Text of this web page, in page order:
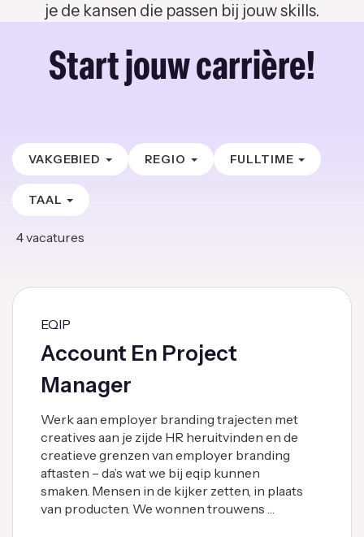
je de kansen die passen bij jouw skills.
Start jouw carrière!
VAKGEBIED REGIO FULLTIME
TAAL
4vacatures
EQIP
Account En Project
Manager
Werk aan employer branding trajecten met
creatives aan je zijde HR heruitvinden en de
creatieve grenzen van employer branding
aftasten – da’s wat we bij eqip kunnen
smaken. Mensen in de kijker zetten, in plaats
van producten. We wonnen trouwens …